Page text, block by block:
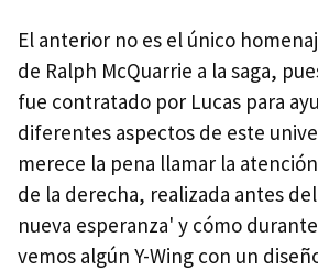
El anterior no es el único
de Ralph McQuarrie a la saga,
fue contratado por Lucas para
diferentes aspectos de este
merece la pena llamar la
de la derecha, realizada antes
nueva esperanza' y cómo
vemos algún Y-Wing con un